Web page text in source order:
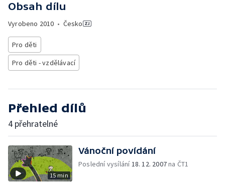
Obsah dílu
Vyrobeno 2010 • Česko
Pro děti
Pro děti - vzdělávací
Přehled dílů
4 přehratelné
15 min
Vánoční povídání
Poslední vysílání18. 12. 2007na ČT1